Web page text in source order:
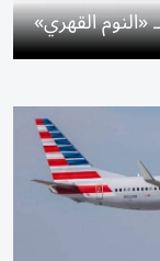
«النوم القهري»